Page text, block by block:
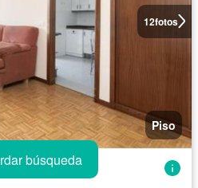
12fotos
Piso
búsqueda